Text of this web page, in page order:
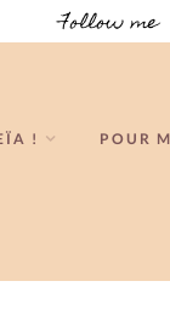
Follow me
! POUR